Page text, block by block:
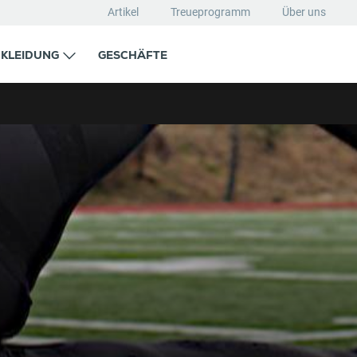
Artikel Treueprogramm Über uns
KLEIDUNG GESCHÄFTE